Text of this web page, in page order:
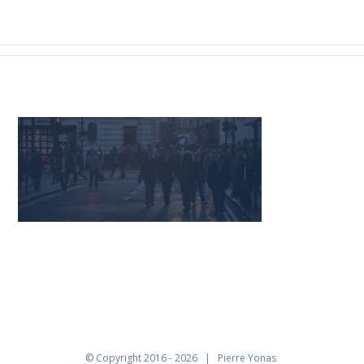
© Copyright 2016 -2026 | Pierre Yonas